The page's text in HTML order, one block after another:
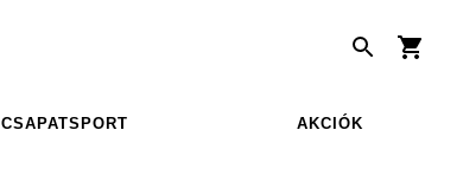
CSAPATSPORT AKCIÓK